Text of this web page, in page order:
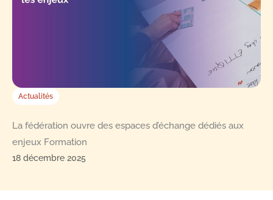
Actualités
La fédération ouvre des espaces d’échange dédiés aux
enjeux Formation
18 décembre 2025